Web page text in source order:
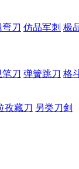
刀 仿品军刺 极
笔刀 弹簧跳刀 格
孜藏刀 另类刀剑